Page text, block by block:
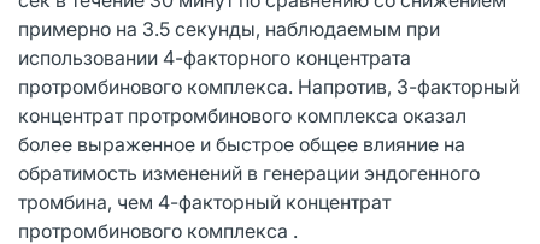
примерно на 3.5 секунды, наблюдаемым при
использовании 4-факторного концентрата
протромбинового комплекса. Напротив, 3-факторный
концентрат протромбинового комплекса оказал
более выраженное и быстрое общее влияние на
обратимость изменений в генерации эндогенного
тромбина, чем 4-факторный концентрат
протромбинового комплекса .